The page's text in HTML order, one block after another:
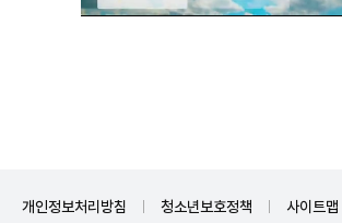
개인정보처리방침 청소년보호정책 사이트맵